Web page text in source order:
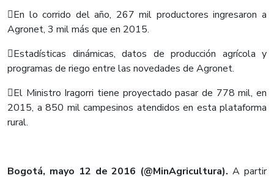
En lo corrido del año, 267 mil productores ingresaron a
Agronet, 3 mil más que en 2015.
Estadísticas dinámicas, datos de producción agrícola y
programas de riego entre las novedades de Agronet.
El Ministro Iragorri tiene proyectado pasar de 778 mil, en
2015, a 850 mil campesinos atendidos en esta plataforma
rural.
Bogotá, mayo 12 de 2016 (@MinAgricultura).A partir